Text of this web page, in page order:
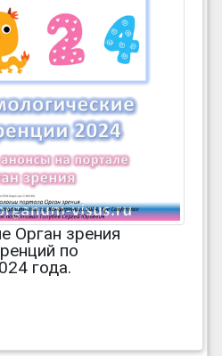
Орган зрения
по
года.